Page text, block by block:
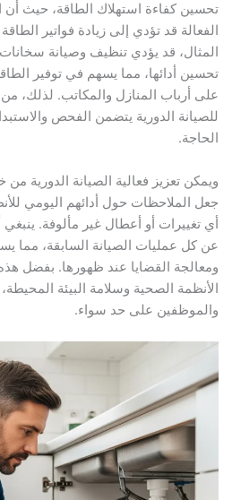
تحسين كفاءة استهلاك الطاقة، حيث أن
الفعالة قد تؤدي إلى زيادة فواتير
المثال، قد يؤدي تنظيف وصيانة سخانات
تحسين أدائها، مما يسهم في توفير
على أرباب المنازل والمكاتب. لذلك،
للصيانة الدورية يتضمن الفحص
الحاجة.
ويمكن تعزيز فعالية الصيانة الدورية
جعل الملاحظات حول أدائهم اليومي
أي تغييرات أو أعطال غير مألوفة. ينبغي
عن كل عمليات الصيانة السابقة، مما
ومعالجة القضايا عند ظهورها. بفضل
الأنظمة الصحية وسلامة البيئة
والموظفين على حد سواء.